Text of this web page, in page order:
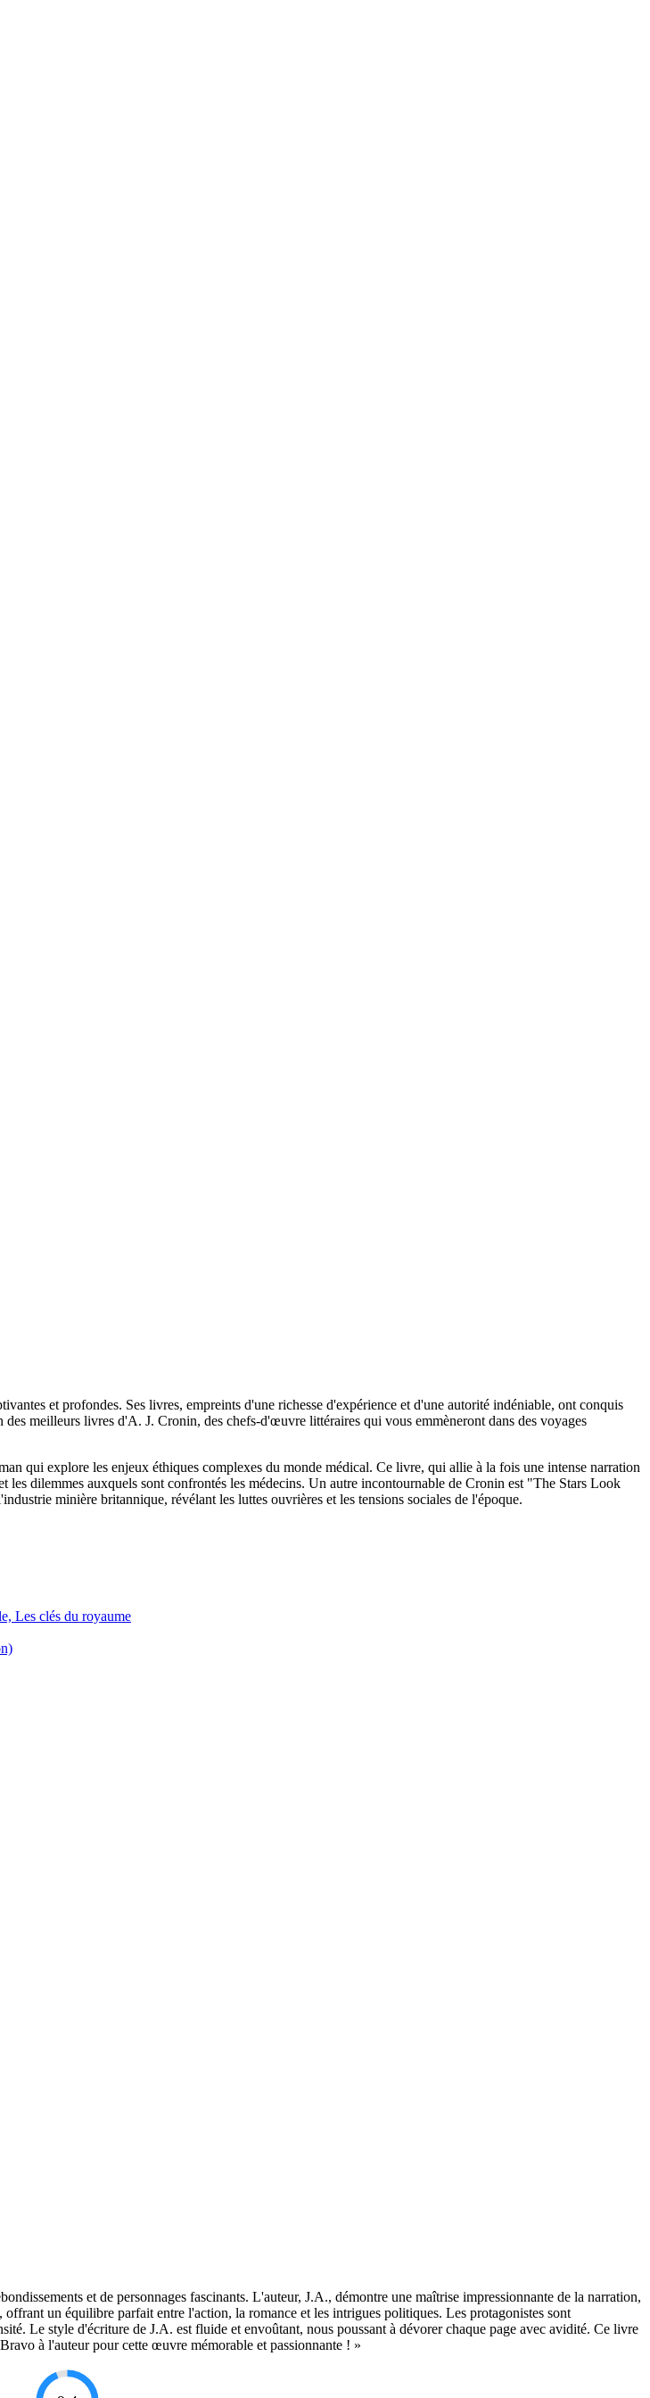
et profondes. Ses livres, empreints d'une richesse d'expérience et d'une autorité indéniable, ont conquis
meilleurs livres d'A. J. Cronin, des chefs-d'œuvre littéraires qui vous emmèneront dans des voyages
qui explore les enjeux éthiques complexes du monde médical. Ce livre, qui allie à la fois une intense narration
les dilemmes auxquels sont confrontés les médecins. Un autre incontournable de Cronin est "The Stars Look
minière britannique, révélant les luttes ouvrières et les tensions sociales de l'époque.
Les clés du royaume
et de personnages fascinants. L'auteur, J.A., démontre une maîtrise impressionnante de la narration,
un équilibre parfait entre l'action, la romance et les intrigues politiques. Les protagonistes sont
Le style d'écriture de J.A. est fluide et envoûtant, nous poussant à dévorer chaque page avec avidité. Ce livre
à l'auteur pour cette œuvre mémorable et passionnante ! »